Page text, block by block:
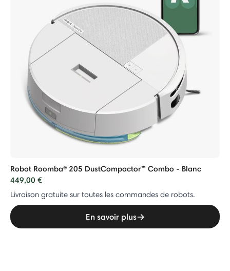
Robot Roomba® 205 DustCompactor™ Combo - Blanc
449,00 €
Livraison gratuite sur toutes les commandes de robots.
En savoir plus